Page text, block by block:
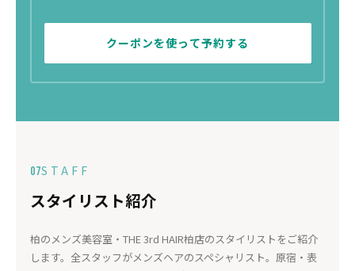
クーポンを使って予約する
07STAFF
スタイリスト紹介
柏のメンズ美容室・THE 3rd HAIR柏店のスタイリストをご紹介
します。全スタッフがメンズヘアのスペシャリスト。原宿・表